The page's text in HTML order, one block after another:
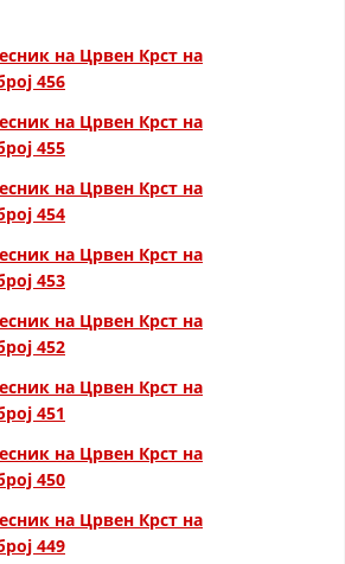
на Црвен Крст на
456
на Црвен Крст на
455
на Црвен Крст на
454
на Црвен Крст на
453
на Црвен Крст на
452
на Црвен Крст на
451
на Црвен Крст на
450
на Црвен Крст на
449